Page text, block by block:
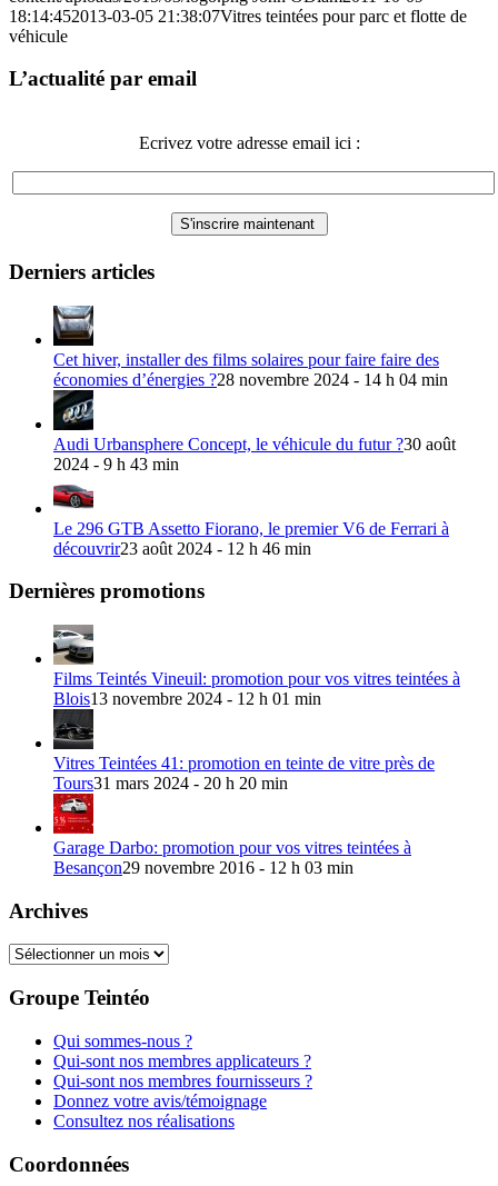
18:14:452013-03-05 21:38:07Vitres teintées pour parc et flotte de
véhicule
L’actualité par email
Ecrivez votre adresse email ici :
Derniers articles
Cet hiver, installer des films solaires pour faire faire des
économies d’énergies ?28 novembre 2024 - 14 h 04 min
Audi Urbansphere Concept, le véhicule du futur ?30 août
2024 - 9 h 43 min
Le 296 GTB Assetto Fiorano, le premier V6 de Ferrari à
découvrir23 août 2024 - 12 h 46 min
Dernières promotions
Films Teintés Vineuil: promotion pour vos vitres teintées à
Blois13 novembre 2024 - 12 h 01 min
Vitres Teintées 41: promotion en teinte de vitre près de
Tours31 mars 2024 - 20 h 20 min
Garage Darbo: promotion pour vos vitres teintées à
Besançon29 novembre 2016 - 12 h 03 min
Archives
Archives
Groupe Teintéo
Qui sommes-nous ?
Qui-sont nos membres applicateurs ?
Qui-sont nos membres fournisseurs ?
Donnez votre avis/témoignage
Consultez nos réalisations
Coordonnées